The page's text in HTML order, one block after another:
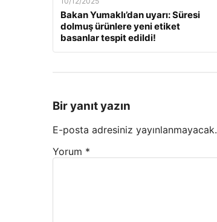
Bakan Yumaklı’dan uyarı: Süresi
dolmuş ürünlere yeni etiket
basanlar tespit edildi!
Bir yanıt yazın
E-posta adresiniz yayınlanmayacak.
Yorum *